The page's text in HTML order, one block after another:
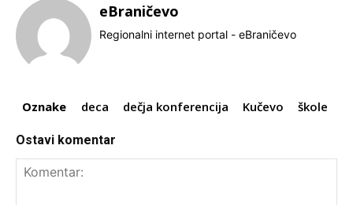
eBraničevo
Regionalni internet portal - eBraničevo
Oznake deca dečja konferencija Kučevo škole
Ostavi komentar